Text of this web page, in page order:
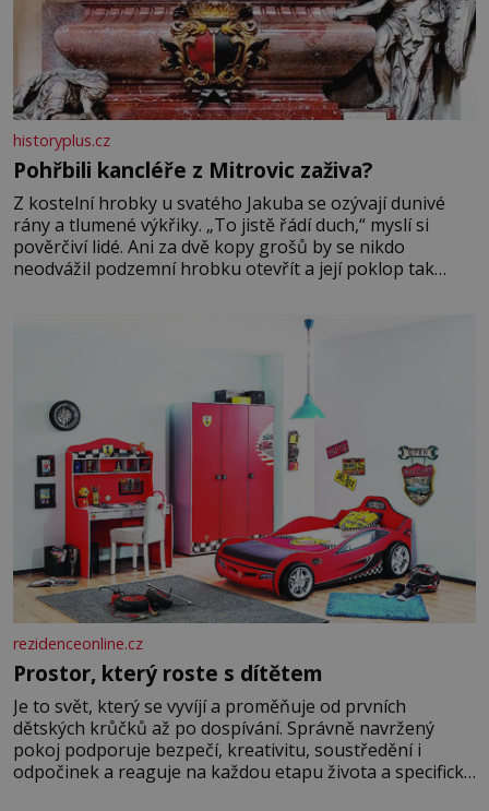
historyplus.cz
Pohřbili kancléře z Mitrovic zaživa?
Z kostelní hrobky u svatého Jakuba se ozývají dunivé
rány a tlumené výkřiky. „To jistě řádí duch,“ myslí si
pověrčiví lidé. Ani za dvě kopy grošů by se nikdo
neodvážil podzemní hrobku otevřít a její poklop tak
rezidenceonline.cz
Prostor, který roste s dítětem
Je to svět, který se vyvíjí a proměňuje od prvních
dětských krůčků až po dospívání. Správně navržený
pokoj podporuje bezpečí, kreativitu, soustředění i
odpočinek a reaguje na každou etapu života a specifické